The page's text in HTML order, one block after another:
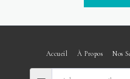
Accueil À Propos Nos